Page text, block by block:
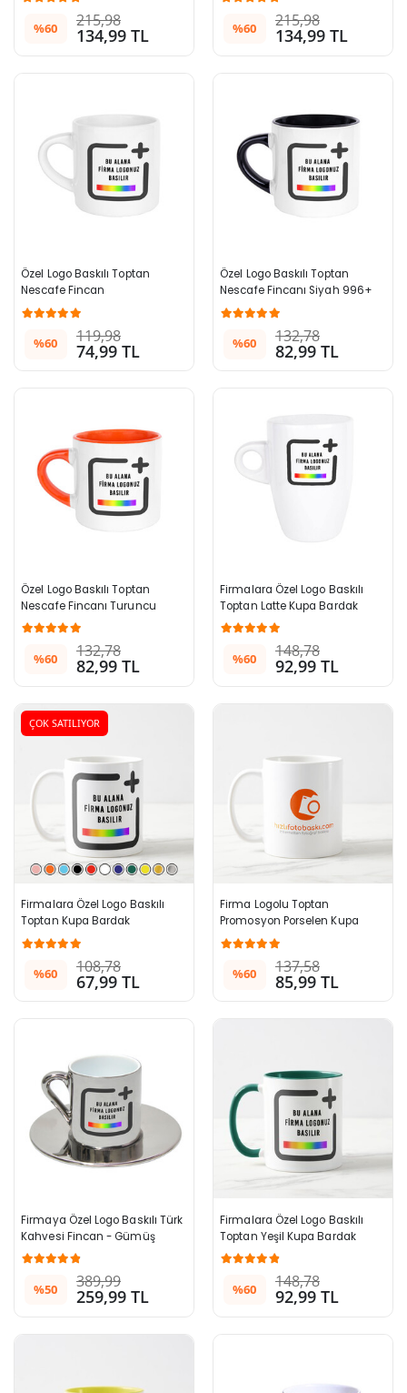
%60 215,98
134,99 TL %60 215,98
134,99 TL
Özel Logo Baskılı Toptan
Nescafe Fincan
%60 119,98
74,99 TL
Özel Logo Baskılı Toptan
Nescafe Fincanı Siyah 996+
Adet
%60 132,78
82,99 TL
Özel Logo Baskılı Toptan
Nescafe Fincanı Turuncu
996+ Adet
%60 132,78
82,99 TL
Firmalara Özel Logo Baskılı
Toptan Latte Kupa Bardak
Beyaz 996+ Adet
%60 148,78
92,99 TL
ÇOK SATILIYOR
Firmalara Özel Logo Baskılı
Toptan Kupa Bardak
%60 108,78
67,99 TL
Firma Logolu Toptan
Promosyon Porselen Kupa
Bardak
%60 137,58
85,99 TL
Firmaya Özel Logo Baskılı Türk
Kahvesi Fincan - Gümüş
%50 389,99
259,99 TL
Firmalara Özel Logo Baskılı
Toptan Yeşil Kupa Bardak
%60 148,78
92,99 TL